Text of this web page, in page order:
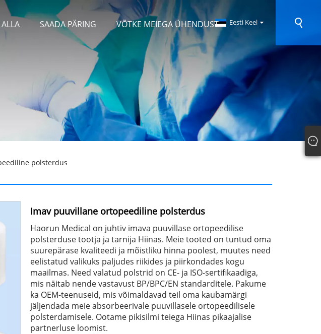
SAADA PÄRING VÕTKE MEIEGA ÜHENDUST Eesti Keel
polsterdus
Imav puuvillane ortopeediline polsterdus
Haorun Medical on juhtiv imava puuvillase ortopeedilise
polsterduse tootja ja tarnija Hiinas. Meie tooted on tuntud oma
suurepärase kvaliteedi ja mõistliku hinna poolest, muutes need
eelistatud valikuks paljudes riikides ja piirkondades kogu
maailmas. Need valatud polstrid on CE- ja ISO-sertifikaadiga,
mis näitab nende vastavust BP/BPC/EN standarditele. Pakume
ka OEM-teenuseid, mis võimaldavad teil oma kaubamärgi
jäljendada meie absorbeerivale puuvillasele ortopeedilisele
polsterdamisele. Ootame pikisilmi teiega Hiinas pikaajalise
partnerluse loomist.